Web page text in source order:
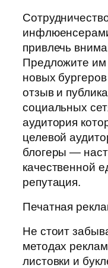
привлечь
Предложите им
новых
отзыв и
социальных
аудитория
целевой
блогеры —
качественной
репутация.
Печатная
Не стоит
методах
листовки и